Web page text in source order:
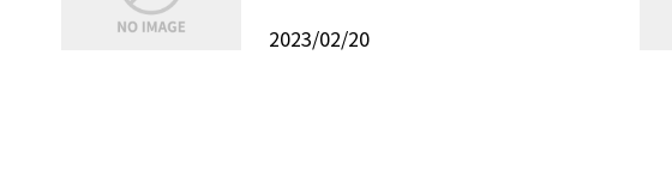
2023/02/20